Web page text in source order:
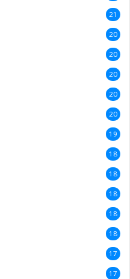
21
20
20
20
20
20
19
18
18
18
18
18
17
17